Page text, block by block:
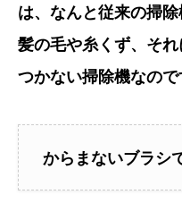
は、なんと従来の掃除
髪の毛や糸くず、そ
つかない掃除機なので
からまないブラシ